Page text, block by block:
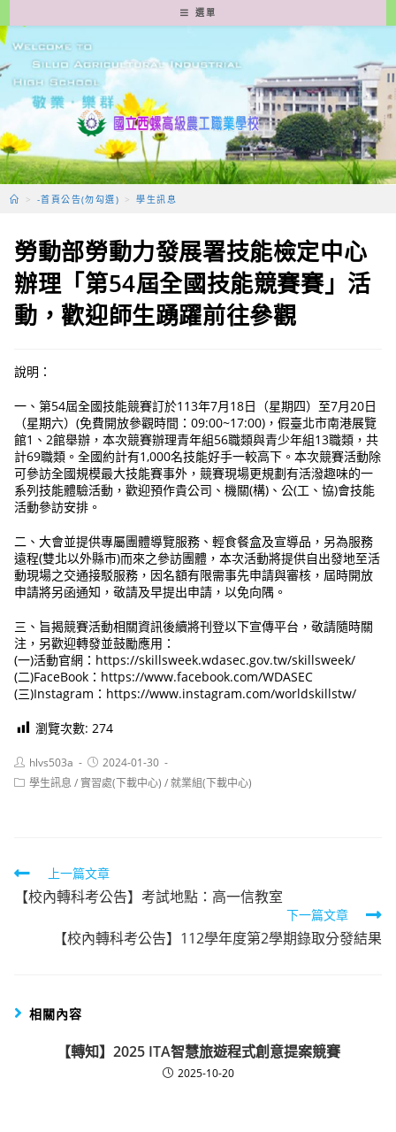
轉
至
要
容
選單
> -首頁公告(勿勾選) > 學生訊息
勞動部勞動力發展署技能檢定中心
辦理「第54屆全國技能競賽賽」活
動，歡迎師生踴躍前往參觀
說明：
一、第54屆全國技能競賽訂於113年7月18日（星期四）至7月20日
（星期六）(免費開放參觀時間：09:00~17:00)，假臺北市南港展覽
館1、2館舉辦，本次競賽辦理青年組56職類與青少年組13職類，共
計69職類。全國約計有1,000名技能好手一較高下。本次競賽活動除
可參訪全國規模最大技能賽事外，競賽現場更規劃有活潑趣味的一
系列技能體驗活動，歡迎預作貴公司、機關(構)、公(工、協)會技能
活動參訪安排。
二、大會並提供專屬團體導覽服務、輕食餐盒及宣導品，另為服務
遠程(雙北以外縣市)而來之參訪團體，本次活動將提供自出發地至活
動現場之交通接駁服務，因名額有限需事先申請與審核，屆時開放
申請將另函通知，敬請及早提出申請，以免向隅。
三、旨揭競賽活動相關資訊後續將刊登以下宣傳平台，敬請隨時關
注，另歡迎轉發並鼓勵應用：
(一)活動官網：https://skillsweek.wdasec.gov.tw/skillsweek/
(二)FaceBook：https://www.facebook.com/WDASEC
(三)Instagram：https://www.instagram.com/worldskillstw/
瀏覽次數: 274
Post
author:
hlvs503a
Post
published:
2024-01-30
Post學生訊息 / 實習處(下載中心) /就業組(下載中心)
Read
more
articles
上一篇文章
【校內轉科考公告】考試地點：高一信教室
下一篇文章
【校內轉科考公告】112學年度第2學期錄取分發結果
相關內容
【轉知】2025 ITA智慧旅遊程式創意提案競賽
2025-10-20